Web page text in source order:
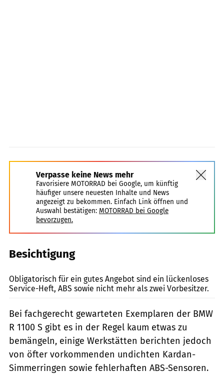
Verpasse keine News mehr
Favorisiere MOTORRAD bei Google, um künftig
häufiger unsere neuesten Inhalte und News
angezeigt zu bekommen. Einfach Link öffnen und
Auswahl bestätigen: MOTORRAD bei Google
bevorzugen.
Besichtigung
Obligatorisch für ein gutes Angebot sind ein lückenloses
Service-Heft, ABS sowie nicht mehr als zwei Vorbesitzer.
Bei fachgerecht gewarteten Exemplaren der BMW
R 1100 S gibt es in der Regel kaum etwas zu
bemängeln, einige Werkstätten berichten jedoch
von öfter vorkommenden undichten Kardan-
Simmerringen sowie fehlerhaften ABS-Sensoren.